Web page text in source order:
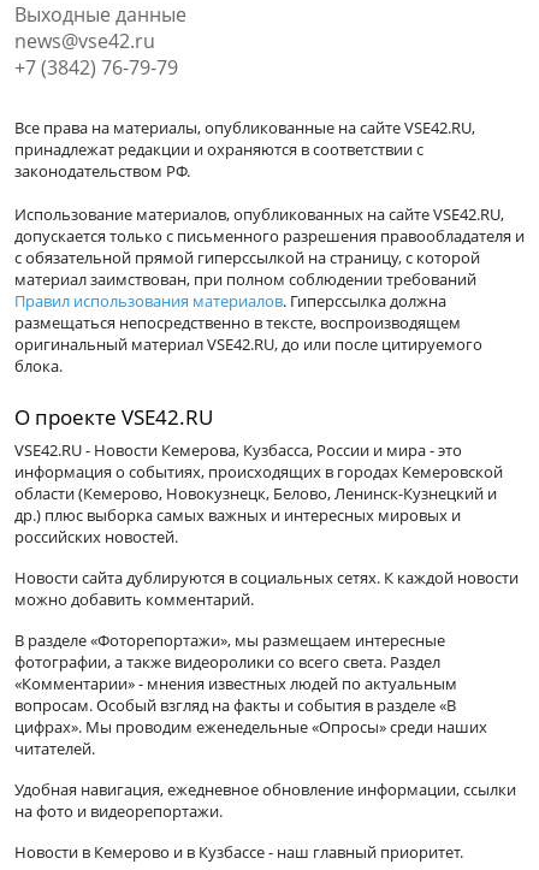
Выходные данные
news@vse42.ru
+7 (3842) 76-79-79
Все права на материалы, опубликованные на сайте VSE42.RU,
принадлежат редакции и охраняются в соответствии с
законодательством РФ.
Использование материалов, опубликованных на сайте VSE42.RU,
допускается только с письменного разрешения правообладателя и
с обязательной прямой гиперссылкой на страницу, с которой
материал заимствован, при полном соблюдении требований
Правил использования материалов. Гиперссылка должна
размещаться непосредственно в тексте, воспроизводящем
оригинальный материал VSE42.RU, до или после цитируемого
блока.
О проекте VSE42.RU
VSE42.RU - Новости Кемерова, Кузбасса, России и мира - это
информация о событиях, происходящих в городах Кемеровской
области (Кемерово, Новокузнецк, Белово, Ленинск-Кузнецкий и
др.) плюс выборка самых важных и интересных мировых и
российских новостей.
Новости сайта дублируются в социальных сетях. К каждой новости
можно добавить комментарий.
В разделе «Фоторепортажи», мы размещаем интересные
фотографии, а также видеоролики со всего света. Раздел
«Комментарии» - мнения известных людей по актуальным
вопросам. Особый взгляд на факты и события в разделе «В
цифрах». Мы проводим еженедельные «Опросы» среди наших
читателей.
Удобная навигация, ежедневное обновление информации, ссылки
на фото и видеорепортажи.
Новости в Кемерово и в Кузбассе - наш главный приоритет.